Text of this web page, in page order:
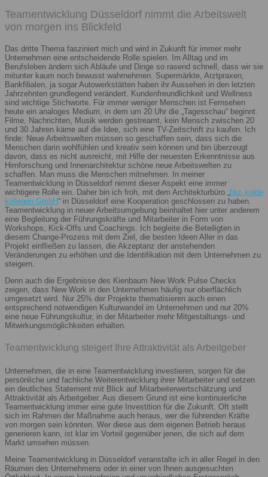
Teamentwicklung Düsseldorf nimmt die Arbeitswelt
von morgen ins Blickfeld
Das dritte Thema fasziniert mich und wird in Zukunft für immer mehr
Unternehmen eine entscheidende Rolle spielen. Im Alltag und im
Berufsleben ändern sich Abläufe und Dinge so rasend schnell, dass wir sie
mitunter kaum noch bewusst wahrnehmen. Supermärkte, Arztpraxen,
Bankfilialen, ja sogar Autowerkstätten haben ihr Aussehen in den letzten
Jahrzehnten grundlegend verändert. Kundenfreundlichkeit und Wellness
sind wichtige Stichworte. Für immer weniger Menschen ist Fernsehen
heute ein analoges Medium, in dem um 20 Uhr die „Tagesschau“ beginnt.
Filme, Nachrichten, Musik werden gestreamt, kein Mensch zwischen 20
und 30 Jahren käme auf die Idee, sich eine TV-Zeitschrift zu kaufen. Ich
finde: Neue Arbeitswelten müssen so geschaffen sein, dass sich die
Menschen darin wohlfühlen und kreativ sein können und bin überzeugt
davon, dass es nicht ausreicht, mit Hilfe der neuesten Erkenntnisse aus
Hirnforschung und Innenarchitektur schöne neue Arbeitswelten zu
schaffen. Man muss die Menschen mitnehmen. In meiner
Teamentwicklung in Düsseldorf nimmt dieser Aspekt eine immer
wichtigere Rolle ein. Daher bin ich froh, mit dem Architekturbüro „bkp kolde
kollegen GmbH“ in Düsseldorf eine Kooperation geschlossen zu haben.
Teamentwicklung in neuer Arbeitsumgebung beinhaltet hier unter anderem
eine Begleitung der Führungskräfte und Mitarbeiter in Form von
Workshops, Kick-Offs und Coachings. Ich begleite die Beteiligten in
diesem Change-Prozess mit dem Ziel, die besten Ideen Aller in das
Projekt einfließen zu lassen, die Akzeptanz der anstehenden
Veränderungen zu erhöhen und die Identifikation mit dem Unternehmen zu
steigern.
Denn auch die Ergebnisse des Kienbaum New Work Pulse Checks
zeigen, dass New Work in den Unternehmen häufig nur oberflächlich
umgesetzt wird. Nur 25% der Projekte thematisieren auch einen
entsprechend notwendigen Kulturwandel im Unternehmen und nur 20%
eine neue Führungskultur, in der Mitarbeiter mehr Mitgestaltungs- und
Mitwirkungsmöglichkeiten erhalten.
Teamentwicklung steigert Ihre Attraktivität als Arbeitgeber
Unternehmen, die in eine Teamentwicklung investieren, sorgen für die
persönliche und fachliche Weiterentwicklung ihrer Mitarbeiter und setzen
ein deutliches Statement mit Blick auf Mitarbeiterwertschätzung und
Attraktivität als Arbeitgeber. Aus diesem Grund ist eine kontinuierliche
Teamentwicklung immer eine gute Investition für die Zukunft. Oft stellt
sich im Rahmen der Maßnahme auch heraus, wer die führenden Kräfte
von morgen sein könnten. Wer diese aus dem eigenen Betrieb heraus
generieren kann, ist klar im Vorteil gegenüber jenen, die sich auf dem
Markt umsehen müssen.
Meine Teamentwicklung in Düsseldorf veranstalte ich in aller Regel in den
Räumen des Unternehmens oder in einer von Ihnen ausgesuchten